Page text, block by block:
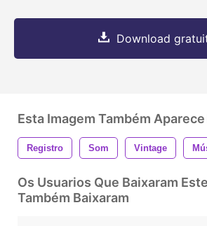
Download
Esta Imagem Também
Registro Som Vintage
Os Usuarios Que Baixaram
Também Baixaram